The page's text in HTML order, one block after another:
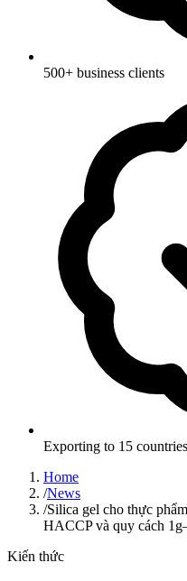
500+ business clients
Exporting to 15 countries
Home
/News
/Silica gel cho thực
HACCP và quy cách
Kiến thức